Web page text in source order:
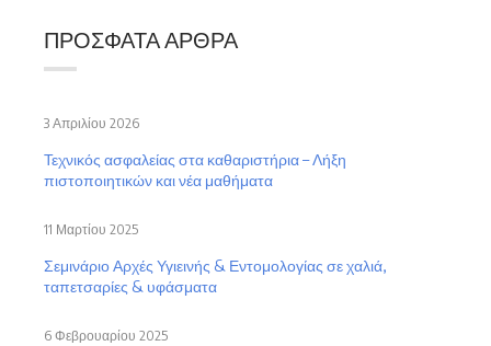
ΠΡΌΣΦΑΤΑ ΆΡΘΡΑ
Τεχνικός ασφαλείας στα καθαριστήρια – Λήξη
πιστοποιητικών και νέα μαθήματα
3 Απριλίου 2026
Σεμινάριο Αρχές Υγιεινής & Εντομολογίας σε χαλιά,
ταπετσαρίες & υφάσματα
11 Μαρτίου 2025
6 Φεβρουαρίου 2025